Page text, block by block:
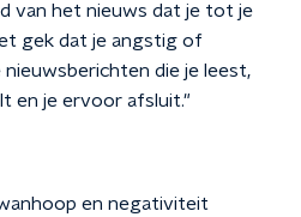
van het nieuws dat je tot je
gek dat je angstig of
die je leest,
en je ervoor afsluit."
en negativiteit